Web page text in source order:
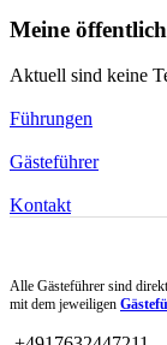
Meine
Aktuell sind keine
Führungen
Gästeführer
Kontakt
Alle Gästeführer sind
mit dem jeweiligen